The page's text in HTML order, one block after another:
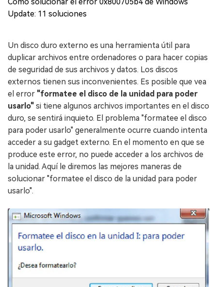
Update: 11 soluciones
Un disco duro externo es una herramienta útil para
duplicar archivos entre ordenadores o para hacer copias
de seguridad de sus archivos y datos. Los discos
externos tienen sus inconvenientes. Es posible que vea
el error "formatee el disco de la unidad para poder
usarlo" si tiene algunos archivos importantes en el disco
duro, se sentirá inquieto. El problema "formatee el disco
para poder usarlo" generalmente ocurre cuando intenta
acceder a su gadget externo. En el momento en que se
produce este error, no puede acceder a los archivos de
la unidad. Aquí le diremos las mejores maneras de
solucionar "formatee el disco de la unidad para poder
usarlo".